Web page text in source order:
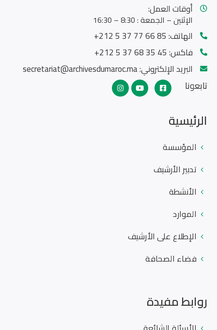
أوقات العمل:
الإثنين – الجمعة : 8:30 – 16:30
الهاتف:85 66 77 37 5 212+
فاكس:45 35 68 37 5 212+
البريد الإلكتروني:secretariat@archivesdumaroc.ma
تابعونا
الرئيسية
المؤسسة
تدبير الأرشيف
الأنشطة
الموارد
الإطلاع على الأرشيف
فضاء الصحافة
روابط مفيدة